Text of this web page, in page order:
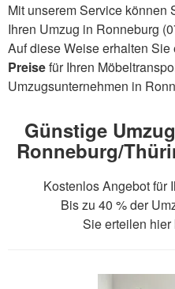
Mit unserem Service können
Ihren Umzug in Ronneburg
Auf diese Weise erhalten
Preisefür Ihren
Umzugsunternehmen in
Günstige
Ronneburg/
Kostenlos Angebot für
Bis zu 40 % der
Sie erteilen